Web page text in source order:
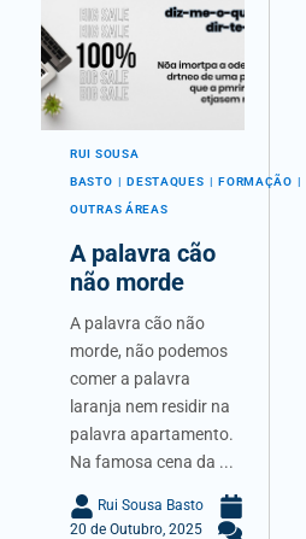
RUI SOUSA
BASTO DESTAQUES FORMAÇÃO
OUTRAS ÁREAS
A palavra cão
não morde
A palavra cão não
morde, não podemos
comer a palavra
laranja nem residir na
palavra apartamento.
Na famosa cena da ...
Rui Sousa Basto
20 de Outubro, 2025